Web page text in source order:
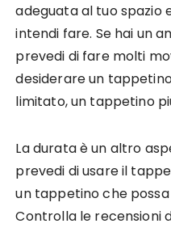
adeguata al tuo spazio
intendi fare. Se hai un
prevedi di fare molti
desiderare un
limitato, un tappetino
La durata è un altro
prevedi di usare il
un tappetino che possa
Controlla le recensioni